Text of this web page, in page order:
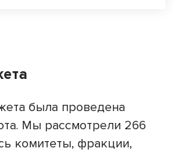
была проведена
Мы рассмотрели 266
комитеты, фракции,